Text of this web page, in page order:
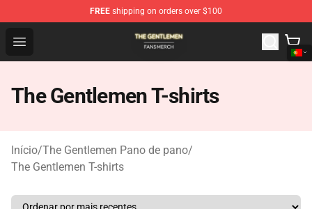
FREE shipping on orders over $100
Open menu
The Gentlemen Shop - Official The Gentlemen
The Gentlemen T-shirts
Início/The Gentlemen Pano de pano/
The Gentlemen T-shirts